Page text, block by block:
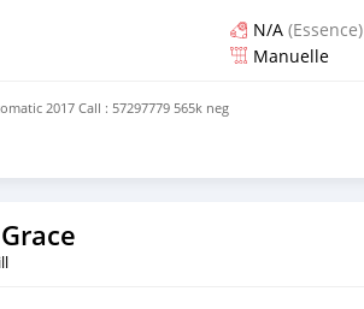
N/A (Essence)
Manuelle
2017 Call : 57297779 565k neg